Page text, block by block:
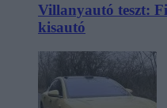
Villanyautó teszt:
kisautó